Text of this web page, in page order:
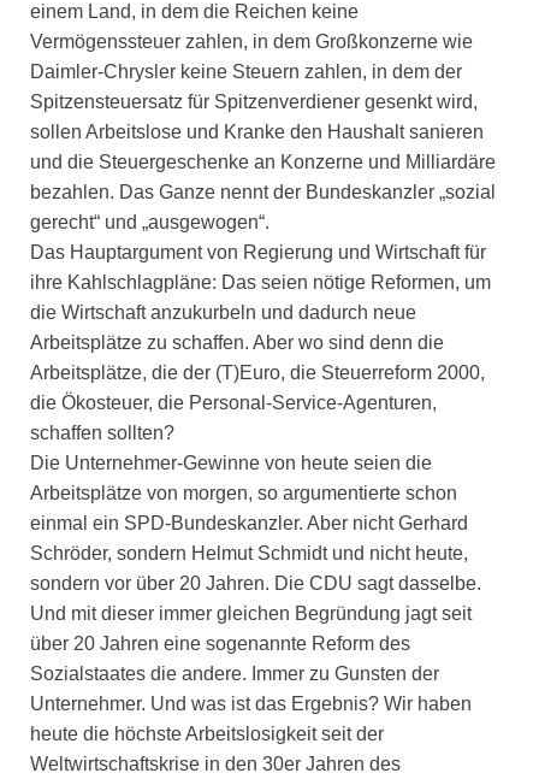
einem Land, in dem die Reichen keine
Vermögenssteuer zahlen, in dem Großkonzerne wie
Daimler-Chrysler keine Steuern zahlen, in dem der
Spitzensteuersatz für Spitzenverdiener gesenkt wird,
sollen Arbeitslose und Kranke den Haushalt sanieren
und die Steuergeschenke an Konzerne und Milliardäre
bezahlen. Das Ganze nennt der Bundeskanzler „sozial
gerecht“ und „ausgewogen“.
Das Hauptargument von Regierung und Wirtschaft für
ihre Kahlschlagpläne: Das seien nötige Reformen, um
die Wirtschaft anzukurbeln und dadurch neue
Arbeitsplätze zu schaffen. Aber wo sind denn die
Arbeitsplätze, die der (T)Euro, die Steuerreform 2000,
die Ökosteuer, die Personal-Service-Agenturen,
schaffen sollten?
Die Unternehmer-Gewinne von heute seien die
Arbeitsplätze von morgen, so argumentierte schon
einmal ein SPD-Bundeskanzler. Aber nicht Gerhard
Schröder, sondern Helmut Schmidt und nicht heute,
sondern vor über 20 Jahren. Die CDU sagt dasselbe.
Und mit dieser immer gleichen Begründung jagt seit
über 20 Jahren eine sogenannte Reform des
Sozialstaates die andere. Immer zu Gunsten der
Unternehmer. Und was ist das Ergebnis? Wir haben
heute die höchste Arbeitslosigkeit seit der
Weltwirtschaftskrise in den 30er Jahren des